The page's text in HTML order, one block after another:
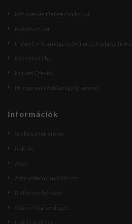
kecskemetirodatechnika.hu
Etikettem.hu
IT Pavilon Számítástechnika és Irodatechnika
Beszerzek.hu
Maped Creativ
Hungarian Web Linkgyűjtemény
Információk
Szállítási feltételek
Rólunk
ÁSZF
Adatvédelmi nyilatkozat
Elállási nyilatkozat
Online vitarendezés
Elállás indítása